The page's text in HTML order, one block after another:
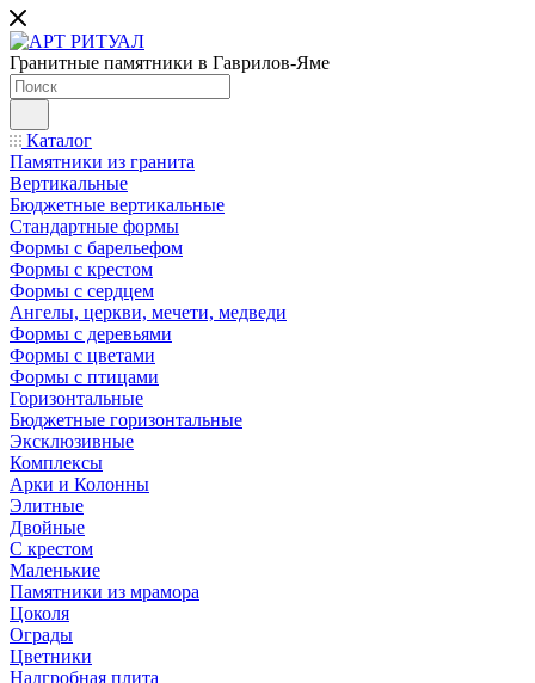
Гранитные памятники в Гаврилов-Яме
Каталог
Памятники из гранита
Вертикальные
Бюджетные вертикальные
Стандартные формы
Формы с барельефом
Формы с крестом
Формы с сердцем
Ангелы, церкви, мечети, медведи
Формы с деревьями
Формы с цветами
Формы с птицами
Горизонтальные
Бюджетные горизонтальные
Эксклюзивные
Комплексы
Арки и Колонны
Элитные
Двойные
С крестом
Маленькие
Памятники из мрамора
Цоколя
Ограды
Цветники
Надгробная плита